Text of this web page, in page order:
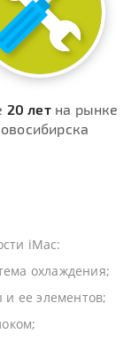
20 летна рынке
iMac:
охлаждения;
и ее элементов;